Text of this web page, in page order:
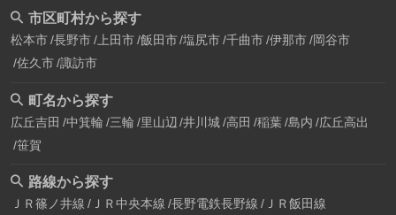
市区町村から探す
松本市 長野市 上田市 飯田市 塩尻市 千曲市 伊那市 岡谷市
佐久市 諏訪市
町名から探す
広丘吉田 中箕輪 三輪 里山辺 井川城 高田 稲葉 島内 広丘高出
笹賀
路線から探す
ＪＲ篠ノ井線 ＪＲ中央本線 長野電鉄長野線 ＪＲ飯田線